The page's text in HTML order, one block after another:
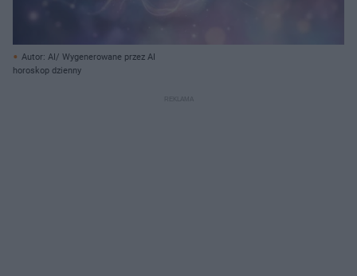
Autor: AI/ Wygenerowane przez AI
horoskop dzienny